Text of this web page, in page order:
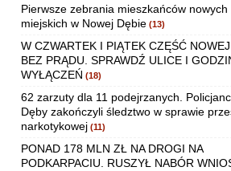
Pierwsze zebrania mieszkańców nowych
miejskich w Nowej Dębie (13)
W CZWARTEK I PIĄTEK CZĘŚĆ
BEZ PRĄDU. SPRAWDŹ ULICE I
WYŁĄCZEŃ (18)
62 zarzuty dla 11 podejrzanych.
Dęby zakończyli śledztwo w sprawie
narkotykowej (11)
PONAD 178 MLN ZŁ NA DROGI NA
PODKARPACIU. RUSZYŁ NABÓR